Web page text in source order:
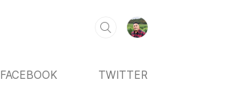
FACEBOOK TWITTER